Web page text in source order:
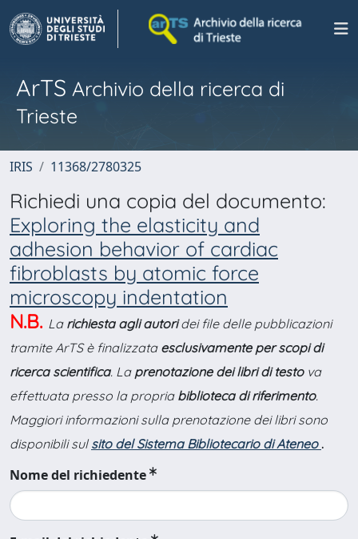
ArTS Archivio della ricerca di
Trieste
IRIS 11368/2780325
Richiedi una copia del documento:
Exploring the elasticity and
adhesion behavior of cardiac
fibroblasts by atomic force
microscopy indentation
N.B. La richiesta agli autoridei file delle pubblicazioni
tramite ArTS è finalizzata esclusivamente per scopi di
ricerca scientifica. La prenotazione dei libri di testova
effettuata presso la propria biblioteca di riferimento.
Maggiori informazioni sulla prenotazione dei libri sono
disponibili sul sito del Sistema Bibliotecario di Ateneo .
Nome del richiedente